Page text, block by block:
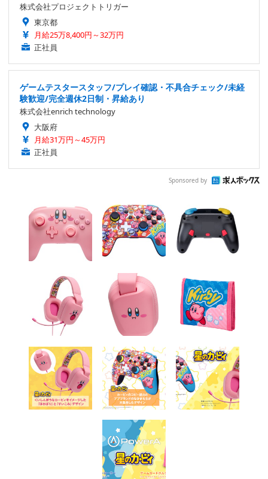
株式会社プロジェクトトリガー
東京都
月給25万8,400円～32万円
正社員
ゲームテスタースタッフ/プレイ確認・不具合チェック/未経
験歓迎/完全週休2日制・昇給あり
株式会社enrich technology
大阪府
月給31万円～45万円
正社員
Sponsored by